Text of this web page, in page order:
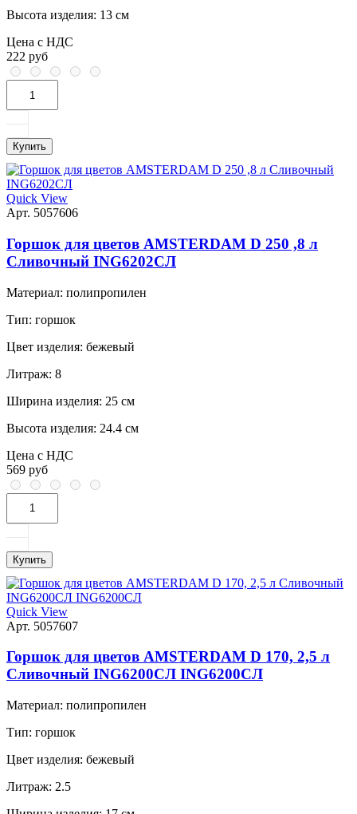
Высота изделия: 13 см
Цена с НДС
222 руб
Купить
Quick View
Арт. 5057606
Горшок для цветов AMSTERDAM D 250 ,8 л
Сливочный ING6202СЛ
Материал: полипропилен
Тип: горшок
Цвет изделия: бежевый
Литраж: 8
Ширина изделия: 25 см
Высота изделия: 24.4 см
Цена с НДС
569 руб
Купить
Quick View
Арт. 5057607
Горшок для цветов AMSTERDAM D 170, 2,5 л
Сливочный ING6200СЛ ING6200СЛ
Материал: полипропилен
Тип: горшок
Цвет изделия: бежевый
Литраж: 2.5